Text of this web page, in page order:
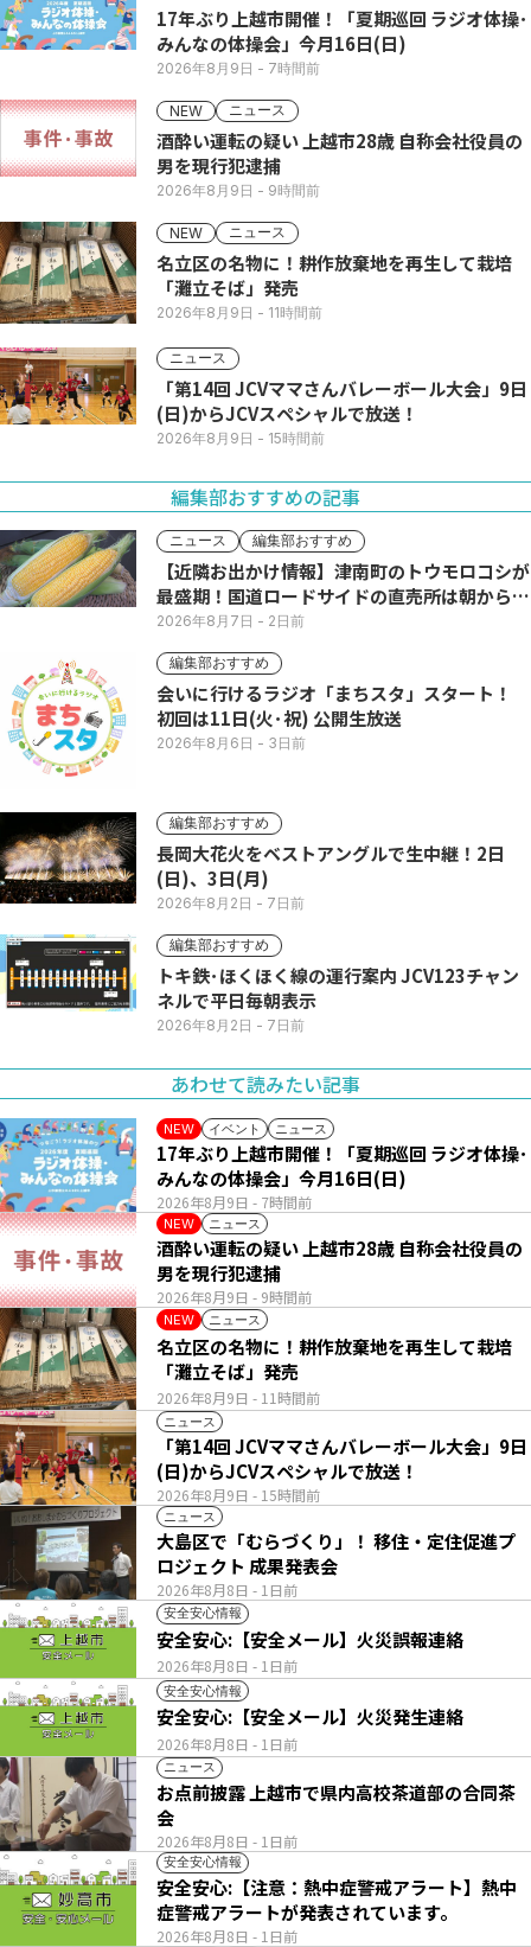
17年ぶり上越市開催！「夏期巡回 ラジオ体操･
みんなの体操会」今月16日(日)
2026年8月9日 - 7時間前
NEW ニュース
酒酔い運転の疑い 上越市28歳 自称会社役員の
男を現行犯逮捕
2026年8月9日 - 9時間前
NEW ニュース
名立区の名物に！耕作放棄地を再生して栽培
「灘立そば」発売
2026年8月9日 - 11時間前
ニュース
「第14回 JCVママさんバレーボール大会」9日
(日)からJCVスペシャルで放送！
2026年8月9日 - 15時間前
編集部おすすめの記事
ニュース 編集部おすすめ
【近隣お出かけ情報】津南町のトウモロコシが
最盛期！国道ロードサイドの直売所は朝から長
い列
2026年8月7日 - 2日前
編集部おすすめ
会いに行けるラジオ「まちスタ」スタート！
初回は11日(火･祝) 公開生放送
2026年8月6日 - 3日前
編集部おすすめ
長岡大花火をベストアングルで生中継！2日
(日)、3日(月)
2026年8月2日 - 7日前
編集部おすすめ
トキ鉄･ほくほく線の運行案内 JCV123チャン
ネルで平日毎朝表示
2026年8月2日 - 7日前
あわせて読みたい記事
NEW イベント ニュース
2026年8月9日 - 7時間前
17年ぶり上越市開催！「夏期巡回 ラジオ体操･
みんなの体操会」今月16日(日)
NEW ニュース
2026年8月9日 - 9時間前
酒酔い運転の疑い 上越市28歳 自称会社役員の
男を現行犯逮捕
NEW ニュース
2026年8月9日 - 11時間前
名立区の名物に！耕作放棄地を再生して栽培
「灘立そば」発売
ニュース
2026年8月9日 - 15時間前
「第14回 JCVママさんバレーボール大会」9日
(日)からJCVスペシャルで放送！
ニュース
2026年8月8日 - 1日前
大島区で「むらづくり」！ 移住・定住促進プ
ロジェクト 成果発表会
安全安心情報
2026年8月8日 - 1日前
安全安心:【安全メール】火災誤報連絡
安全安心情報
2026年8月8日 - 1日前
安全安心:【安全メール】火災発生連絡
ニュース
2026年8月8日 - 1日前
お点前披露 上越市で県内高校茶道部の合同茶
会
安全安心情報
2026年8月8日 - 1日前
安全安心:【注意：熱中症警戒アラート】熱中
症警戒アラートが発表されています。